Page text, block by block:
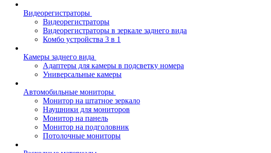
Видеорегистраторы
Видеорегистраторы
Видеорегистраторы в зеркале заднего вида
Комбо устройства 3 в 1
Камеры заднего вида
Адаптеры для камеры в подсветку номера
Универсальные камеры
Автомобильные мониторы
Монитор на штатное зеркало
Наушники для мониторов
Монитор на панель
Монитор на подголовник
Потолочные мониторы